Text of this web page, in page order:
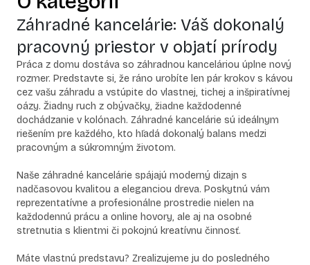
Záhradné kancelárie: Váš dokonalý
pracovný priestor v objatí prírody
Práca z domu dostáva so záhradnou kanceláriou úplne nový
rozmer. Predstavte si, že ráno urobíte len pár krokov s kávou
cez vašu záhradu a vstúpite do vlastnej, tichej a inšpiratívnej
oázy. Žiadny ruch z obývačky, žiadne každodenné
dochádzanie v kolónach. Záhradné kancelárie sú ideálnym
riešením pre každého, kto hľadá dokonalý balans medzi
pracovným a súkromným životom.
Naše záhradné kancelárie spájajú moderný dizajn s
nadčasovou kvalitou a eleganciou dreva. Poskytnú vám
reprezentatívne a profesionálne prostredie nielen na
každodennú prácu a online hovory, ale aj na osobné
stretnutia s klientmi či pokojnú kreatívnu činnosť.
Máte vlastnú predstavu? Zrealizujeme ju do posledného